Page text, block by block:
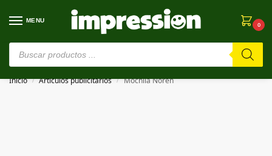
MENU
0
⚠️ Estamos en pruebas. Si algo falla, ¡Perdón!⚠️
Inicio / Artículos publicitarios / Mochila Noren